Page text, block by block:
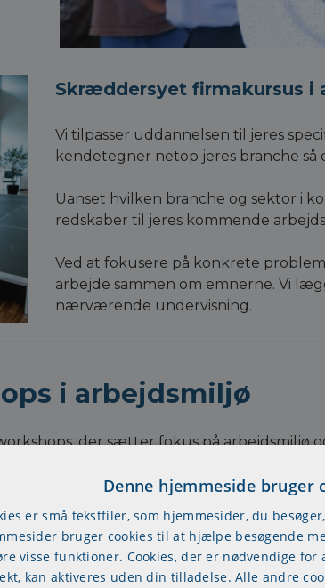
Skræddersyet firmakursus i
Vi tilpasser uddannelsen til jeres
kendetegner netop jeres branche
Uanset hvilken branche og sektor i
redskaber til jeres kommende
Ved at fokusere på konkrete
arbejde sammen om emnerne. Vi
nærværende undervisning.
i arbejdsmiljø
der sætter fokus på arbejdsmiljø
workshops.
Denne hjemmeside bruger
er små tekstfiler, som hjemmesider, du
bruger cookies til at hjælpe besøgende
visse funktioner. Cookies, der er nødvendige
kan aktiveres uden din tilladelse. Alle andre